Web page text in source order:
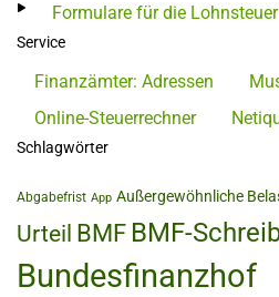
Formulare für die Lohnsteuer
Service
Finanzämter: Adressen
Online-Steuerrechner
Schlagwörter
Abgabefrist App Außergewöhnliche
Urteil BMF BMF-
Bundesfinanzhof